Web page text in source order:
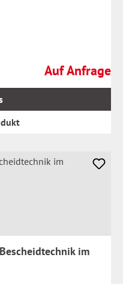
Regulärer Preis:
Auf Anfrage
im